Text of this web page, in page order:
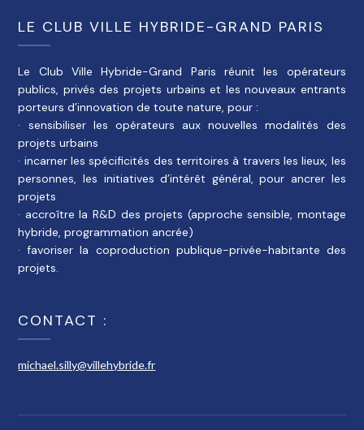
LE CLUB VILLE HYBRIDE-GRAND PARIS
Le Club Ville Hybride-Grand Paris réunit les opérateurs
publics, privés des projets urbains et les nouveaux entrants
porteurs d’innovation de toute nature, pour :
· sensibiliser les opérateurs aux nouvelles modalités des
projets urbains
· incarner les spécificités des territoires à travers les lieux, les
personnes, les initiatives d’intérêt général, pour ancrer les
projets
· accroître la R&D des projets (approche sensible, montage
hybride, programmation ancrée)
· favoriser la coproduction publique-privée-habitante des
projets.
CONTACT :
michael.silly@villehybride.fr